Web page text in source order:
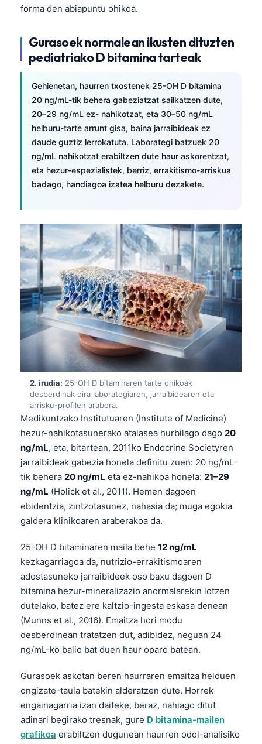
forma den abiapuntu ohikoa.
Gurasoek normalean ikusten dituzten
pediatriako D bitamina tarteak
Gehienetan, haurren txostenek 25-OH D bitamina
20 ng/mL-tik behera gabeziatzat sailkatzen dute,
20–29 ng/mL ez- nahikotzat, eta 30–50 ng/mL
helburu-tarte arrunt gisa, baina jarraibideak ez
daude guztiz lerrokatuta. Laborategi batzuek 20
ng/mL nahikotzat erabiltzen dute haur askorentzat,
eta hezur-espezialistek, berriz, errakitismo-arriskua
badago, handiagoa izatea helburu dezakete.
2. irudia: 25-OH D bitaminaren tarte ohikoak
desberdinak dira laborategiaren, jarraibidearen eta
arrisku-profilen arabera.
Medikuntzako Institutuaren (Institute of Medicine)
hezur-nahikotasunerako atalasea hurbilago dago 20
ng/mL, eta, bitartean, 2011ko Endocrine Societyren
jarraibideak gabezia honela definitu zuen: 20 ng/mL-
tik behera 20 ng/mL eta ez-nahikoa honela: 21–29
ng/mL (Holick et al., 2011). Hemen dagoen
ebidentzia, zintzotasunez, nahasia da; muga egokia
galdera klinikoaren araberakoa da.
25-OH D bitaminaren maila behe 12 ng/mL
kezkagarriagoa da, nutrizio-errakitismoaren
adostasuneko jarraibideek oso baxu dagoen D
bitamina hezur-mineralizazio anormalarekin lotzen
dutelako, batez ere kaltzio-ingesta eskasa denean
(Munns et al., 2016). Emaitza hori modu
desberdinean tratatzen dut, adibidez, neguan 24
ng/mL-ko balio bat duen haur oparo batean.
Gurasoek askotan beren haurraren emaitza helduen
ongizate-taula batekin alderatzen dute. Horrek
engainagarria izan daiteke, beraz, nahiago ditut
adinari begirako tresnak, gure D bitamina-mailen
grafikoa erabiltzen dugunean haurren odol-analisiko